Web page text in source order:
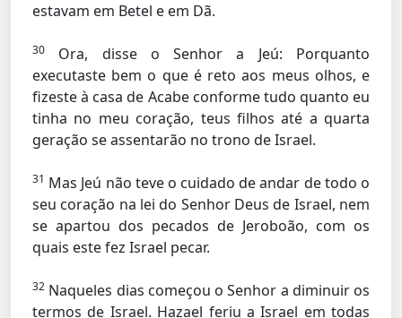
estavam em Betel e em Dã.
30
Ora, disse o Senhor a Jeú: Porquanto
executaste bem o que é reto aos meus olhos, e
fizeste à casa de Acabe conforme tudo quanto eu
tinha no meu coração, teus filhos até a quarta
geração se assentarão no trono de Israel.
31 Mas Jeú não teve o cuidado de andar de todo o
seu coração na lei do Senhor Deus de Israel, nem
se apartou dos pecados de Jeroboão, com os
quais este fez Israel pecar.
32 Naqueles dias começou o Senhor a diminuir os
termos de Israel. Hazael feriu a Israel em todas